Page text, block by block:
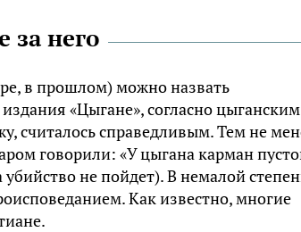
за него
в прошлом) можно назвать
«Цыгане», согласно цыганским
считалось справедливым. Тем не
говорили: «У цыгана карман
не пойдет). В немалой
Как известно, многие